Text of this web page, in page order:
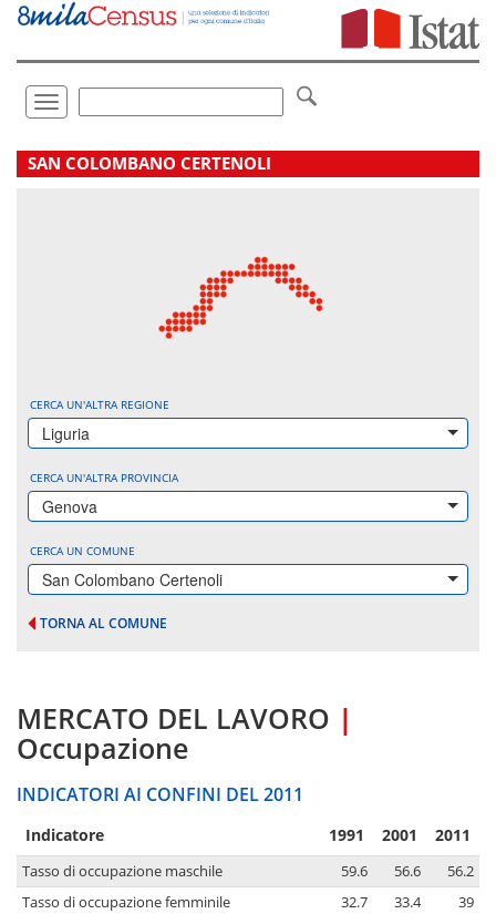
Vai
direttamente
Toggle
navigation
.
SAN COLOMBANO CERTENOLI
CERCA UN'ALTRA REGIONE
Liguria
CERCA UN'ALTRA PROVINCIA
Genova
CERCA UN COMUNE
San Colombano Certenoli
TORNA AL COMUNE
MERCATO DEL LAVORO |
Occupazione
INDICATORI AI CONFINI DEL 2011
Indicatore 1991 2001 2011
Tasso di occupazione maschile 59.6 56.6
56.2
Tasso di occupazione femminile
32.7 33.4
39